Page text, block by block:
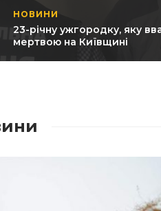
НОВИНИ
23-річну ужгородку, яку
мертвою на Київщині